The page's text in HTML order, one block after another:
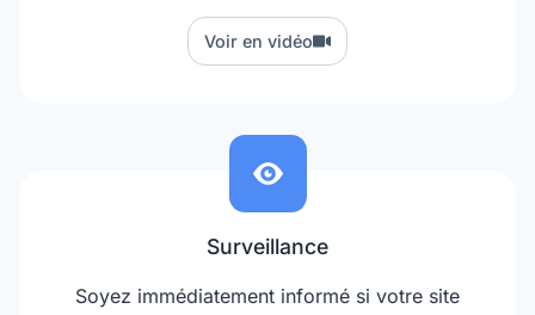
Voir en vidéo
Surveillance
Soyez immédiatement informé si votre site